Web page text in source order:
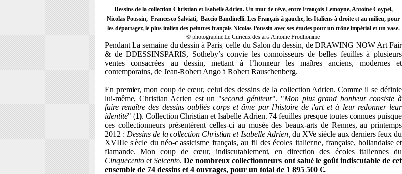
Dessins de la collection Christian et Isabelle Adrien. Un mur de rêve, entre François Lemoyne, Antoine Coypel,
Nicolas Poussin, Francesco Salviati, Baccio Bandinelli. Les Français à gauche, les Italiens à droite et au milieu, pour
les départager, le plus italien des peintres français Nicolas Poussin avec ses études pour un trône impérial et un vase.
© photographie Le Curieux des arts Antoine Prodhomme
Pendant La semaine du dessin à Paris, celle du Salon du dessin, deDRAWING NOW Art Fair
& de DDESSINSPARIS, Sotheby’s convie les connoisseurs de belles feuilles à plusieurs
ventes consacrées au dessin, mettant à l’honneur les maîtres anciens, modernes et
contemporains, de Jean-Robert Ango à Robert Rauschenberg.
En premier, mon coup decœur, celui des dessins de la collection Adrien. Comme il se définie
lui-même, Christian Adrien est un "second géniteur". "Mon plus grand bonheur consiste à
faire renaître des dessins oubliés corps et âme par l'histoire de l'art et à leur redonner leur
identité"(1).Collection Christian et Isabelle Adrien. 74 feuilles presque toutes connues puisque
ces collectionneurs présentèrent celles-ci au musée des beaux-arts de Rennes, au printemps
2012 : Dessins de lacollection Christian et Isabelle Adrien, du XVe siècle aux derniers feux du
XVIIIe siècle du néo-classicisme français, au fil des écoles italienne, française, hollandaise et
flamande. Mon coup de cœur, indiscutablement, en direction des écoles italiennes du
Cinquecento etSeicento.De nombreux collectionneurs ont salué le goût indiscutable de cet
ensemble de 74 dessins et 4 ouvrages, pour un total de 1 895 500 €.